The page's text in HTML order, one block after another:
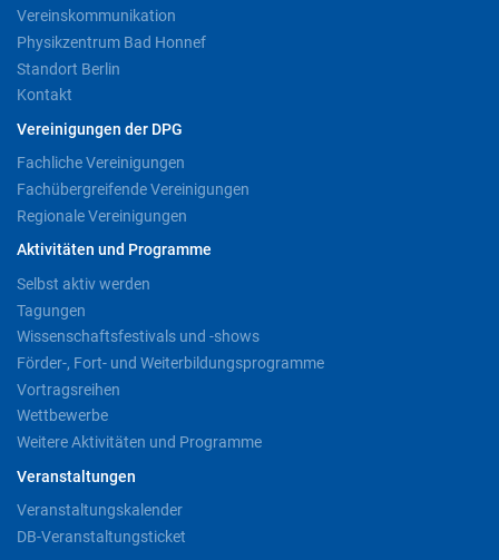
Vereinskommunikation
Physikzentrum Bad Honnef
Standort Berlin
Kontakt
Vereinigungen der DPG
Fachliche Vereinigungen
Fachübergreifende Vereinigungen
Regionale Vereinigungen
Aktivitäten und Programme
Selbst aktiv werden
Tagungen
Wissenschaftsfestivals und -shows
Förder-, Fort- und Weiterbildungsprogramme
Vortragsreihen
Wettbewerbe
Weitere Aktivitäten und Programme
Veranstaltungen
Veranstaltungskalender
DB-Veranstaltungsticket